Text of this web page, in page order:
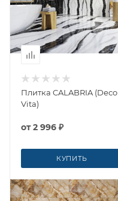
Плитка CALABRIA (Deco
Vita)
от2 996 ₽
КУПИТЬ